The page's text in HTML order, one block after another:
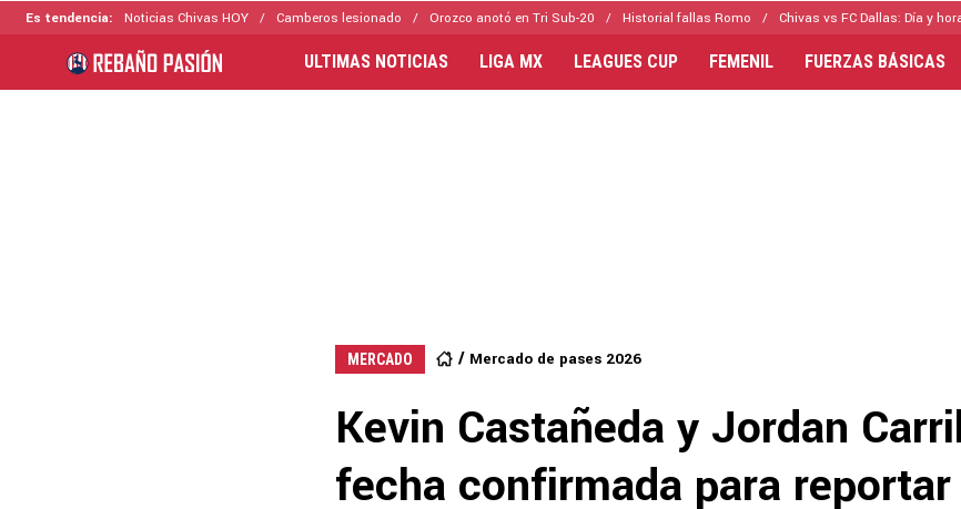
Es tendencia: Noticias Chivas HOY Camberos lesionado Orozco anotó en Tri Sub-20 Historial fallas Romo Chivas vs FC Dallas: Día y
ULTIMAS NOTICIAS LIGA MX LEAGUES CUP FEMENIL FUERZAS BÁSICAS
MERCADO Mercado de pases 2026
Kevin Castañeda y Jordan
fecha confirmada para